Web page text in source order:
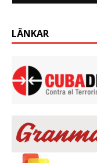
LÄNKAR